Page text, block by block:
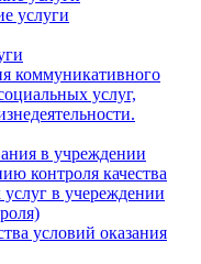
услуги
коммуникативного
услуг,
в учреждении
контроля качества
в учереждении
условий оказания